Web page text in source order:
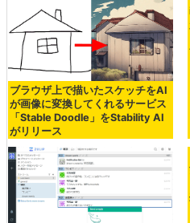
ブラウザ上で描いたスケッチをAI
が画像に変換してくれるサービス
「Stable Doodle」をStability AI
がリリース